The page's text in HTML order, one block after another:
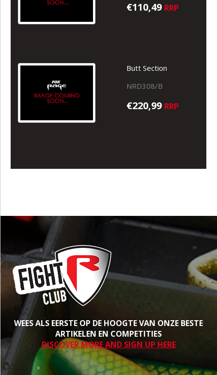
€110,49 RRP
Butt Section
NRD308/B
€220,99 RRP
WEES ALS EERSTE OP DE HOOGTE VAN ONZE BESTE
ARTIKELEN EN COMPETITIES
DISCOVER MORE AND SIGN UP HERE